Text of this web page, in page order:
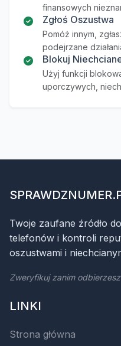
finansowych
Zgłoś Oszustwa
Pomóż innym,
podejrzane
Blokuj
Użyj funkcji
uporczywych,
Twoje zaufane źródło
telefonów i kontroli
oszustwami i
Zweryfikuj zanim odbierzesz
LINKI
Strona główna